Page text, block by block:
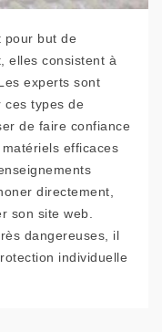
pour but de
elles consistent à
experts sont
ces types de
de faire confiance
efficaces
directement,
son site web.
dangereuses, il
individuelle